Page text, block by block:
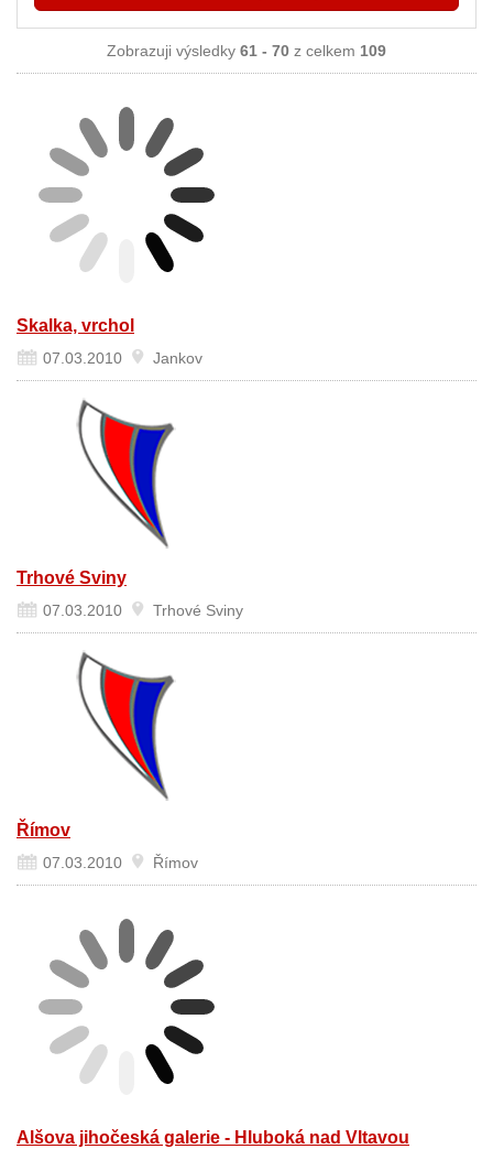
Zobrazuji výsledky 61 - 70 z celkem 109
Skalka, vrchol
07.03.2010 Jankov
Trhové Sviny
07.03.2010 Trhové Sviny
Římov
07.03.2010 Římov
Alšova jihočeská galerie - Hluboká nad Vltavou